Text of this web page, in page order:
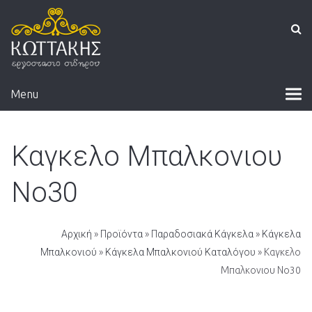
Menu
Καγκελο Μπαλκονιου
Νο30
Αρχική » Προϊόντα » Παραδοσιακά Κάγκελα » Κάγκελα
Μπαλκονιού » Κάγκελα Μπαλκονιού Καταλόγου » Καγκελο
Μπαλκονιου Νο30